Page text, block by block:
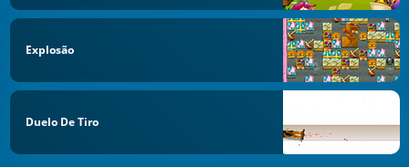
Explosão
Duelo De Tiro